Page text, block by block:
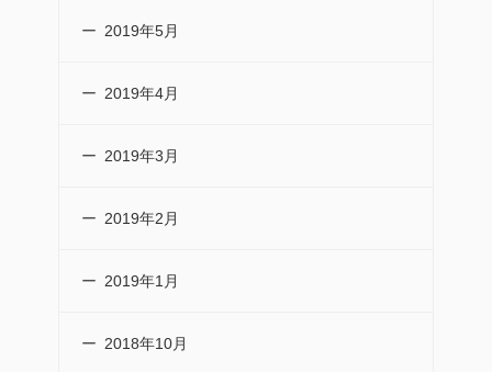
2019年5月
2019年4月
2019年3月
2019年2月
2019年1月
2018年10月